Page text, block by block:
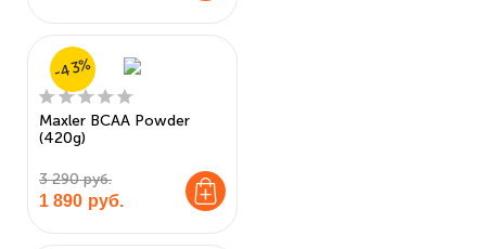
Maxler BCAA Powder
(420g)
3 290 руб.
1 890 руб.
-43%